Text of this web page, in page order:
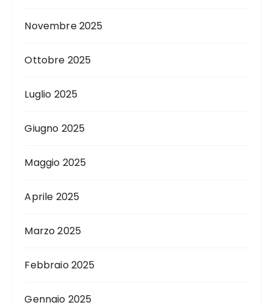
Novembre 2025
Ottobre 2025
Luglio 2025
Giugno 2025
Maggio 2025
Aprile 2025
Marzo 2025
Febbraio 2025
Gennaio 2025